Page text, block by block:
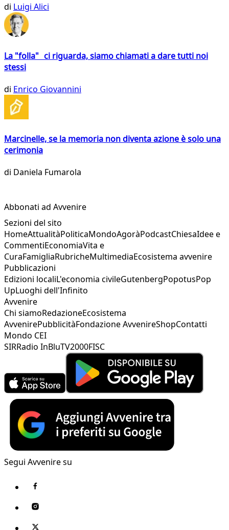
di Luigi Alici
La "folla" ci riguarda, siamo chiamati a dare tutti noi
stessi
di Enrico Giovannini
Marcinelle, se la memoria non diventa azione è solo una
cerimonia
di Daniela Fumarola
Abbonati ad Avvenire
Sezioni del sito
HomeAttualitàPoliticaMondoAgoràPodcastChiesaIdee e
CommentiEconomiaVita e
CuraFamigliaRubricheMultimediaEcosistema avvenire
Pubblicazioni
Edizioni localiL'economia civileGutenbergPopotusPop
UpLuoghi dell'Infinito
Avvenire
Chi siamoRedazioneEcosistema
AvvenirePubblicitàFondazione AvvenireShopContatti
Mondo CEI
SIRRadio InBluTV2000FISC
Segui Avvenire su